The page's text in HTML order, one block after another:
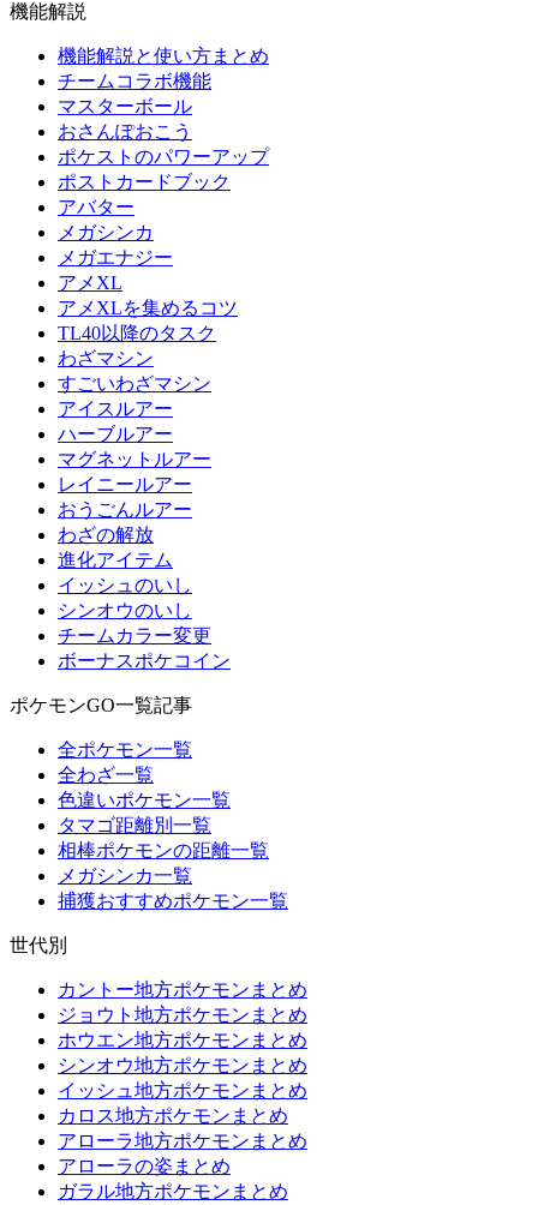
機能解説
機能解説と使い方まとめ
チームコラボ機能
マスターボール
おさんぽおこう
ポケストのパワーアップ
ポストカードブック
アバター
メガシンカ
メガエナジー
アメXL
アメXLを集めるコツ
TL40以降のタスク
わざマシン
すごいわざマシン
アイスルアー
ハーブルアー
マグネットルアー
レイニールアー
おうごんルアー
わざの解放
進化アイテム
イッシュのいし
シンオウのいし
チームカラー変更
ボーナスポケコイン
ポケモンGO一覧記事
全ポケモン一覧
全わざ一覧
色違いポケモン一覧
タマゴ距離別一覧
相棒ポケモンの距離一覧
メガシンカ一覧
捕獲おすすめポケモン一覧
世代別
カントー地方ポケモンまとめ
ジョウト地方ポケモンまとめ
ホウエン地方ポケモンまとめ
シンオウ地方ポケモンまとめ
イッシュ地方ポケモンまとめ
カロス地方ポケモンまとめ
アローラ地方ポケモンまとめ
アローラの姿まとめ
ガラル地方ポケモンまとめ